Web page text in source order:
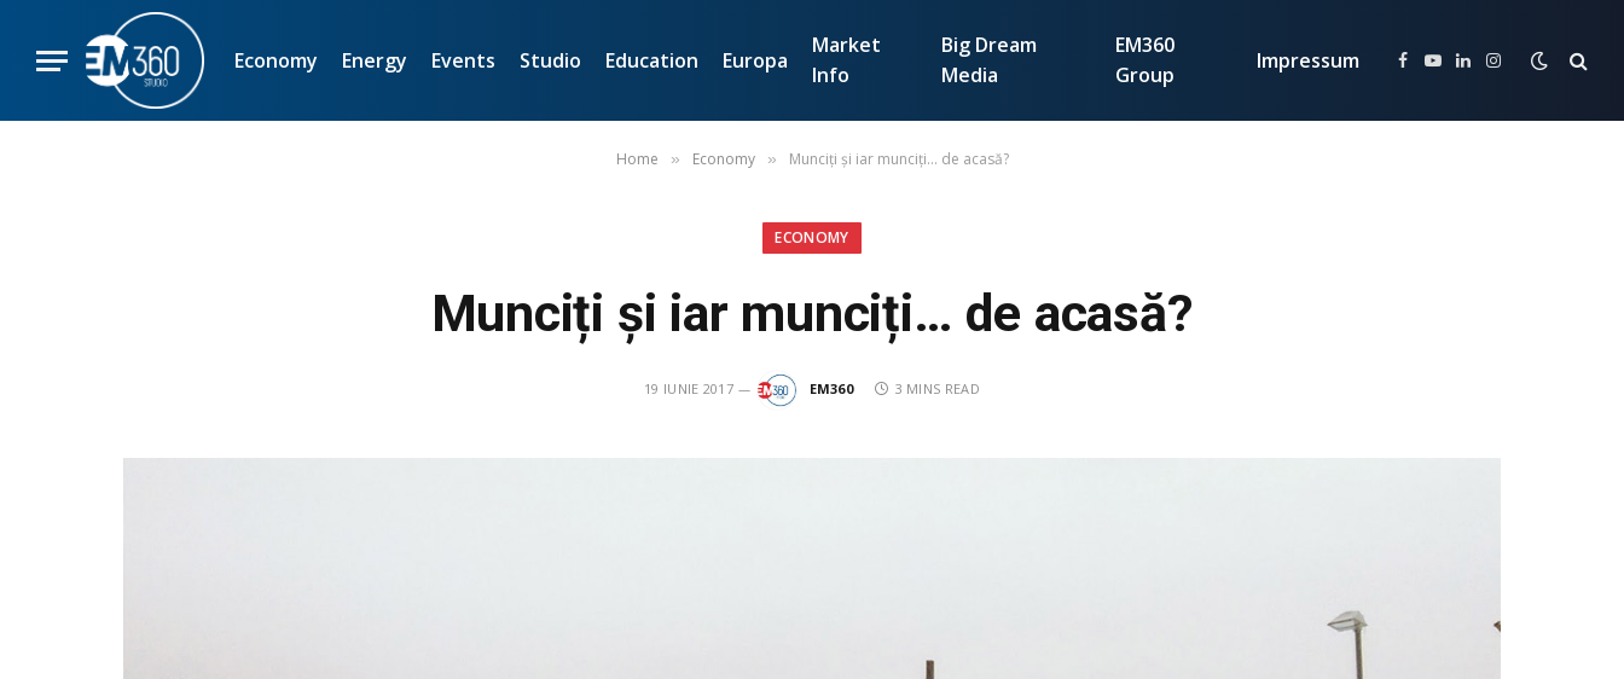
Economy Energy Events Studio Education Europa
Market
Info
Big Dream
Media
EM360
Group
Impressum Facebook
YouTube
LinkedInInstagram
Home » Economy » Munciți și iar munciți… de acasă?
ECONOMY
Munciți și iar munciți… de acasă?
19 IUNIE 2017 EM360 3 MINS READ